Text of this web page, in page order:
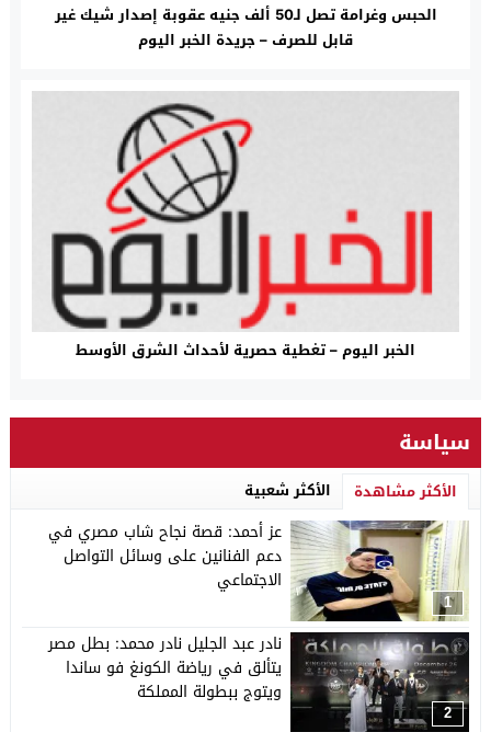
الحبس وغرامة تصل لـ50 ألف جنيه عقوبة إصدار شيك غير
قابل للصرف – جريدة الخبر اليوم
الخبر اليوم – تغطية حصرية لأحداث الشرق الأوسط
سياسة
الأكثر مشاهدة الأكثر شعبية
1
عز أحمد: قصة نجاح شاب مصري في
دعم الفنانين على وسائل التواصل
الاجتماعي
2
نادر عبد الجليل نادر محمد: بطل مصر
يتألق في رياضة الكونغ فو ساندا
ويتوج ببطولة المملكة